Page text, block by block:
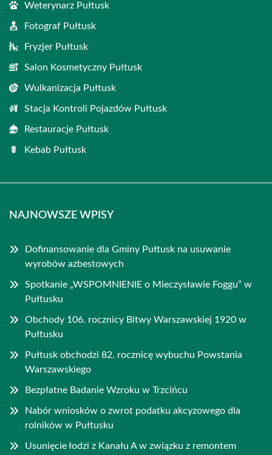
Weterynarz Pułtusk
Fotograf Pułtusk
Fryzjer Pułtusk
Salon Kosmetyczny Pułtusk
Wulkanizacja Pułtusk
Stacja Kontroli Pojazdów Pułtusk
Restauracje Pułtusk
Kebab Pułtusk
NAJNOWSZE WPISY
Dofinansowanie dla Gminy Pułtusk na usuwanie
wyrobów azbestowych
Spotkanie „WSPOMNIENIE o Mieczysławie Foggu” w
Pułtusku
Obchody 106. rocznicy Bitwy Warszawskiej 1920 w
Pułtusku
Pułtusk obchodzi 82. rocznicę wybuchu Powstania
Warszawskiego
Bezpłatne Badanie Wzroku w Trzcińcu
Nabór wniosków o zwrot podatku akcyzowego dla
rolników w Pułtusku
Usunięcie łodzi z Kanału A w związku z remontem